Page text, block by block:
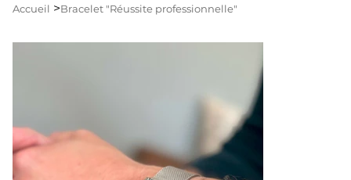
Accueil >Bracelet "Réussite professionnelle"